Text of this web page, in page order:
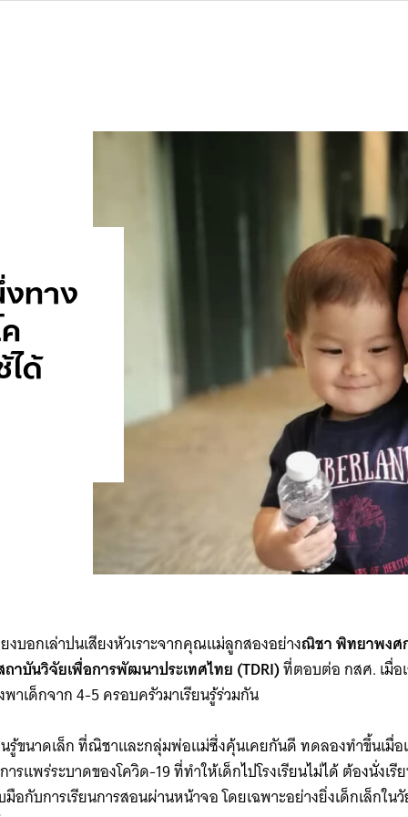
ทาง
ด้
งบอกเล่าปนเสียงหัวเราะจากคุณแม่ลูกสองอย่างณิชา พิทยาพงศ
าบันวิจัยเพื่อการพัฒนาประเทศไทย (TDRI)ที่ตอบต่อ กสศ. เมื่อ
าเด็กจาก 4-5 ครอบครัวมาเรียนรู้ร่วมกัน
รู้ขนาดเล็ก ที่ณิชาและกลุ่มพ่อแม่ซึ่งคุ้นเคยกันดี ทดลองทำขึ้นเมื่
รแพร่ระบาดของโควิด-19 ที่ทำให้เด็กไปโรงเรียนไม่ได้ ต้องนั่งเ
อกับการเรียนการสอนผ่านหน้าจอ โดยเฉพาะอย่างยิ่งเด็กเล็กใ